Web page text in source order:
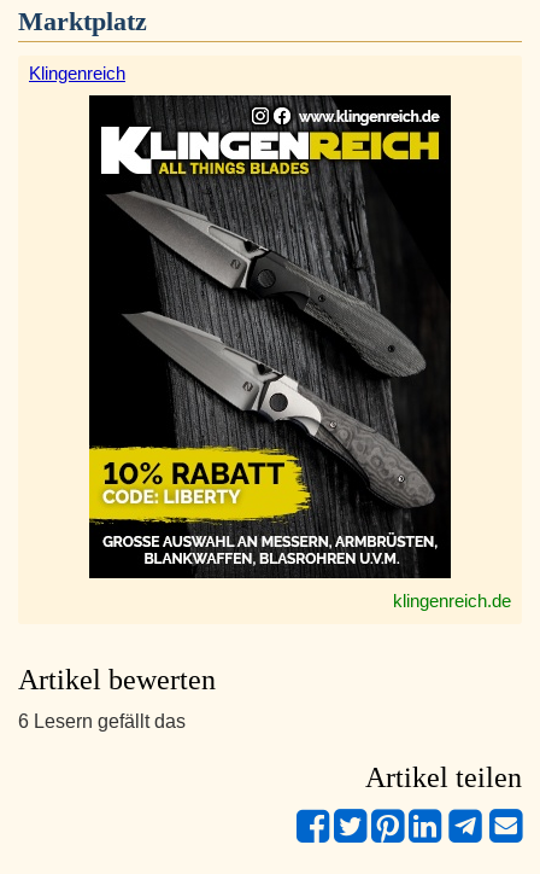
Marktplatz
Klingenreich
klingenreich.de
Artikel bewerten
6 Lesern gefällt das
Artikel teilen